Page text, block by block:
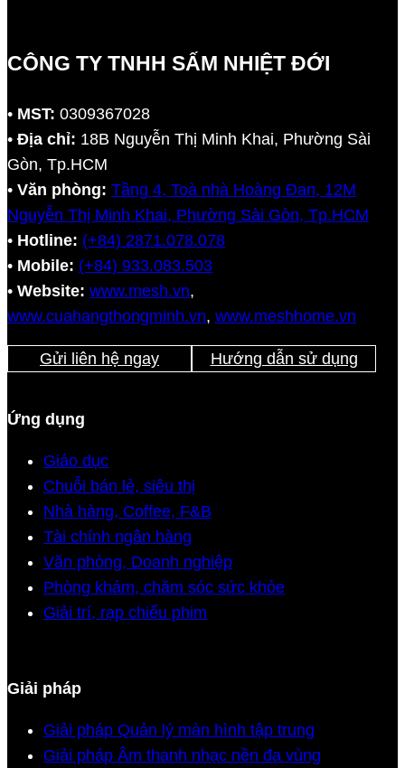
CÔNG TY TNHH SẤM NHIỆT ĐỚI
• MST: 0309367028
• Địa chỉ: 18B Nguyễn Thị Minh Khai, Phường Sài
Gòn, Tp.HCM
• Văn phòng: Tầng 4, Toà nhà Hoàng Đan, 12M
Nguyễn Thị Minh Khai, Phường Sài Gòn, Tp.HCM
• Hotline: (+84) 2871.078.078
• Mobile: (+84) 933.083.503
• Website: www.mesh.vn,
www.cuahangthongminh.vn, www.meshhome.vn
Gửi liên hệ ngay Hướng dẫn sử dụng
Ứng dụng
Giáo dục
Chuỗi bán lẻ, siêu thị
Nhà hàng, Coffee, F&B
Tài chính ngân hàng
Văn phòng, Doanh nghiệp
Phòng khám, chăm sóc sức khỏe
Giải trí, rạp chiếu phim
Giải pháp
Giải pháp Quản lý màn hình tập trung
Giải pháp Âm thanh nhạc nền đa vùng